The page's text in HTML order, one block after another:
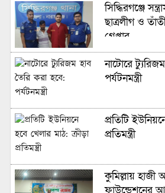
সিদ্ধিরগঞ্জে
ছাত্রলীগ ও
গ্রেপ্তার
নাটোরে
পর্যটনমন্ত্রী
প্রতিটি
প্রতিমন্ত্রী
কুমিল্লায়
ফাউন্ডেশনের